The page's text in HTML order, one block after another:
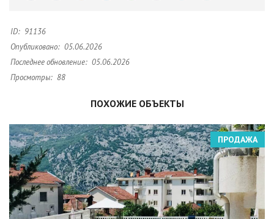
ID: 91136
Опубликовано: 05.06.2026
Последнее обновление: 05.06.2026
Просмотры: 88
ПОХОЖИЕ ОБЪЕКТЫ
ПРОДАЖА